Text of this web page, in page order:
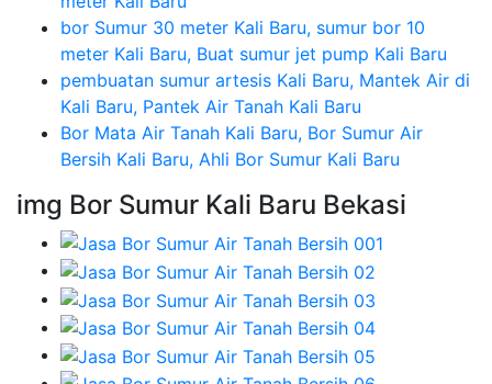
bor Sumur 30 meter Kali Baru, sumur bor 10
meter Kali Baru, Buat sumur jet pump Kali Baru
pembuatan sumur artesis Kali Baru, Mantek Air di
Kali Baru, Pantek Air Tanah Kali Baru
Bor Mata Air Tanah Kali Baru, Bor Sumur Air
Bersih Kali Baru, Ahli Bor Sumur Kali Baru
img Bor Sumur Kali Baru Bekasi